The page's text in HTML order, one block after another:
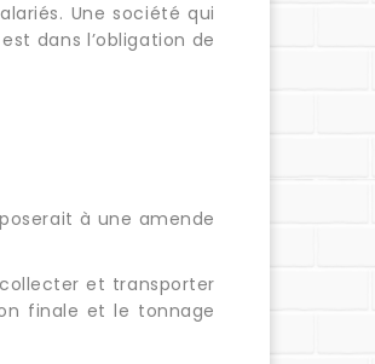
Une société qui
dans l’obligation de
à une amende
et transporter
finale et le tonnage